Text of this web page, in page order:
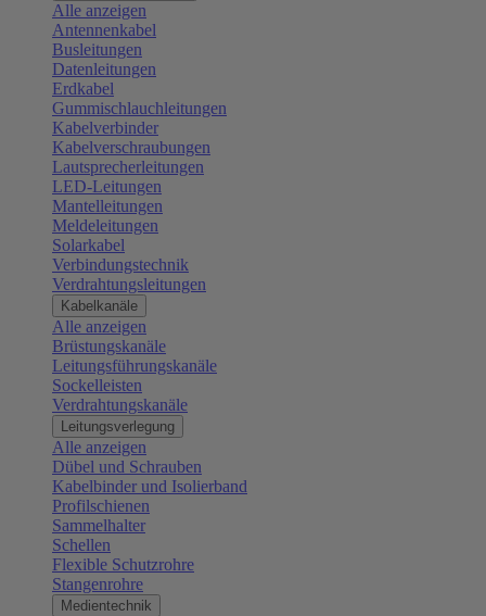
Alle anzeigen
Antennenkabel
Busleitungen
Datenleitungen
Erdkabel
Gummischlauchleitungen
Kabelverbinder
Kabelverschraubungen
Lautsprecherleitungen
LED-Leitungen
Mantelleitungen
Meldeleitungen
Solarkabel
Verbindungstechnik
Verdrahtungsleitungen
Kabelkanäle
Alle anzeigen
Brüstungskanäle
Leitungsführungskanäle
Sockelleisten
Verdrahtungskanäle
Leitungsverlegung
Alle anzeigen
Dübel und Schrauben
Kabelbinder und Isolierband
Profilschienen
Sammelhalter
Schellen
Flexible Schutzrohre
Stangenrohre
Medientechnik